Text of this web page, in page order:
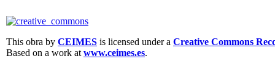
This obra by CEIMES is licensed under a Creative Commons
Based on a work at www.ceimes.es.